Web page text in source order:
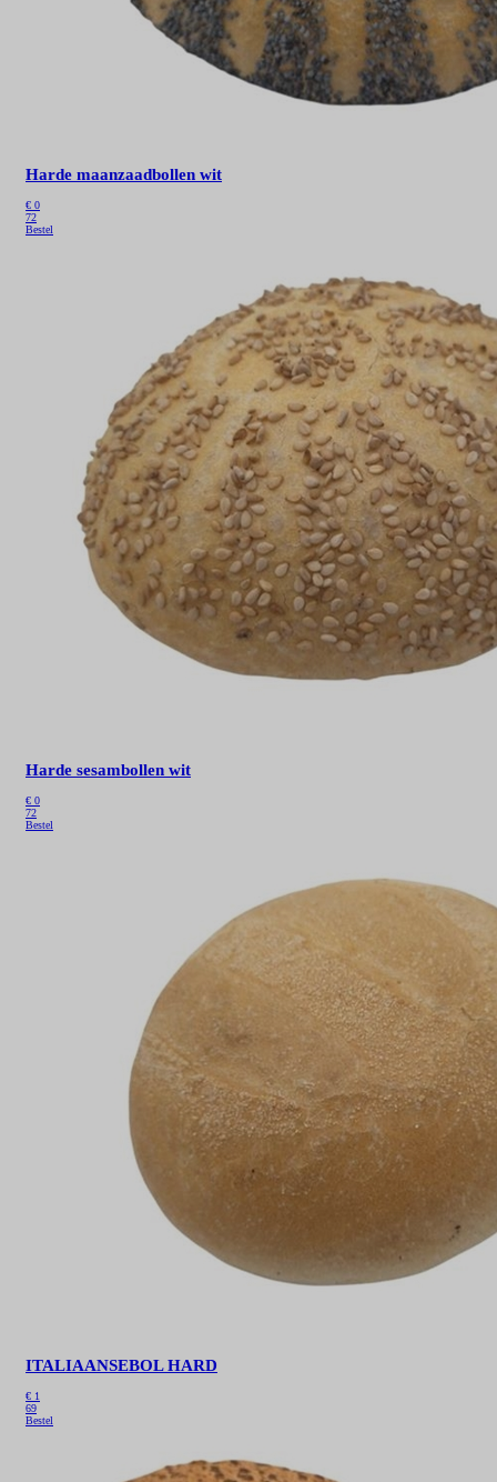
Harde maanzaadbollen wit
€ 0
72
Bestel
Harde sesambollen wit
€ 0
72
Bestel
ITALIAANSEBOL HARD
€ 1
69
Bestel